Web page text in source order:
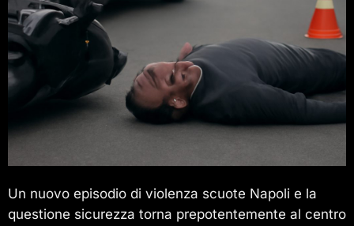
Un nuovo episodio di violenza scuote Napoli e la
questione sicurezza torna prepotentemente al centro